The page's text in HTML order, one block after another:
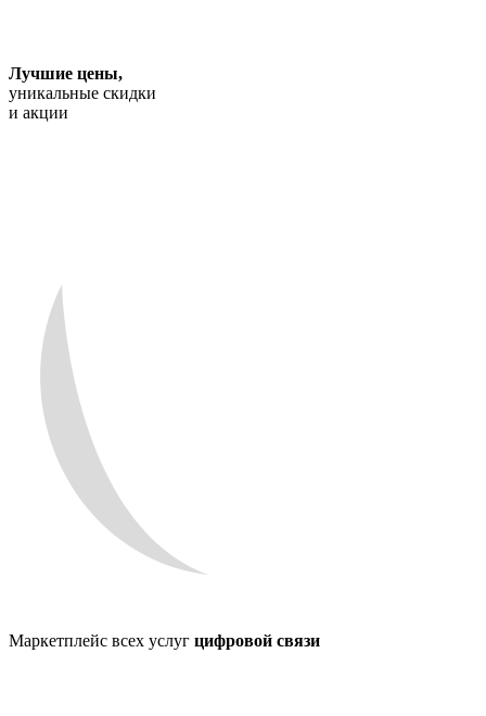
Лучшие цены,
уникальные скидки
и акции
Маркетплейс всех услуг цифровой связи